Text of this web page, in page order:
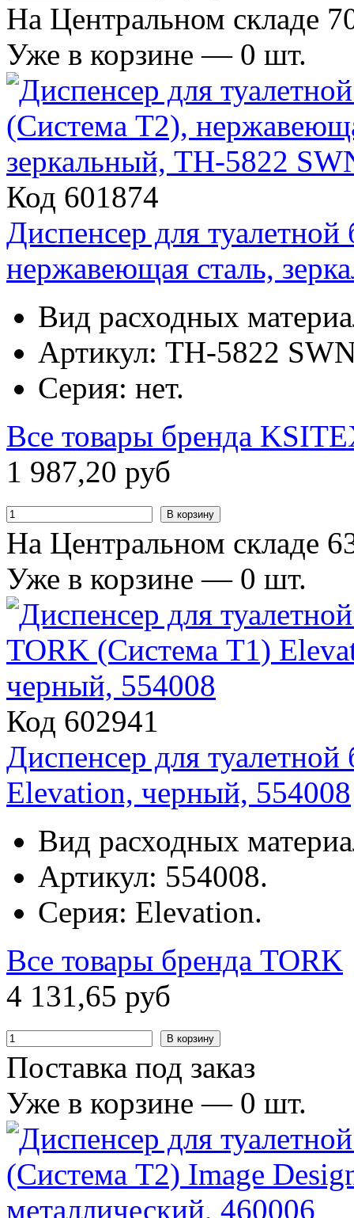
На Центральном складе
Уже в корзине — 0 шт.
Код 601874
Диспенсер для
нержавеющая сталь,
Вид расходных
Артикул: TН-5822
Серия: нет.
Все товары бренда
1 987,20 руб
В корзину
На Центральном складе
Уже в корзине — 0 шт.
Код 602941
Диспенсер для
Elevation, черный, 554008
Вид расходных
Артикул: 554008.
Серия: Elevation.
Все товары бренда TORK
4 131,65 руб
В корзину
Поставка под заказ
Уже в корзине — 0 шт.